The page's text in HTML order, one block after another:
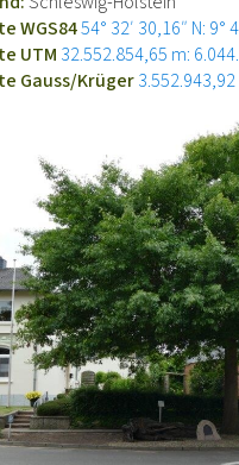
WGS8454° 32′ 30,16″ N: 9°
UTM 32.552.854,65 m:
Gauss/Krüger